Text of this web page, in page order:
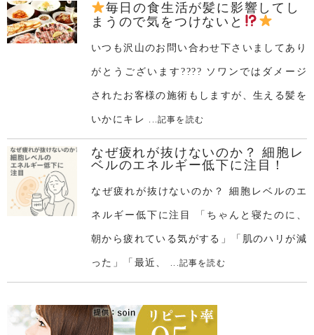
毎日の食生活が髪に影響してし
まうので気をつけないと
いつも沢山のお問い合わせ下さいましてあり
がとうございます???? ソワンではダメージ
されたお客様の施術もしますが、生える髪を
いかにキレ ...記事を読む
なぜ疲れが抜けないのか？ 細胞レ
ベルのエネルギー低下に注目！
なぜ疲れが抜けないのか？ 細胞レベルのエ
ネルギー低下に注目 「ちゃんと寝たのに、
朝から疲れている気がする」「肌のハリが減
った」「最近、 ...記事を読む